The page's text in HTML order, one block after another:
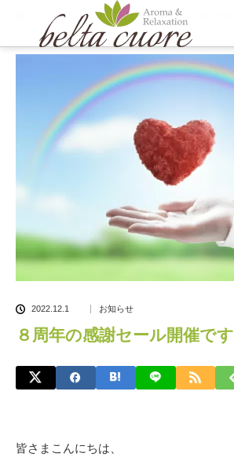
ブログ一覧 お知らせ
2022.12.1 お知らせ
８周年の感謝セール開催です
皆さまこんにちは、